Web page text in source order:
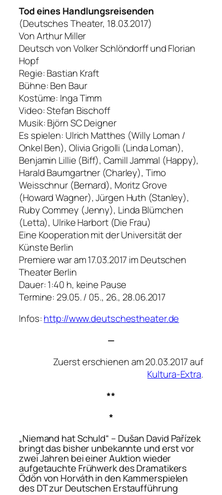
Tod eines Handlungsreisenden
(Deutsches Theater, 18.03.2017)
Von Arthur Miller
Deutsch von Volker Schlöndorff und Florian
Hopf
Regie: Bastian Kraft
Bühne: Ben Baur
Kostüme: Inga Timm
Video: Stefan Bischoff
Musik: Björn SC Deigner
Es spielen: Ulrich Matthes (Willy Loman /
Onkel Ben), Olivia Grigolli (Linda Loman),
Benjamin Lillie (Biff), Camill Jammal (Happy),
Harald Baumgartner (Charley), Timo
Weisschnur (Bernard), Moritz Grove
(Howard Wagner), Jürgen Huth (Stanley),
Ruby Commey (Jenny), Linda Blümchen
(Letta), Ulrike Harbort (Die Frau)
Eine Kooperation mit der Universität der
Künste Berlin
Premiere war am 17.03.2017 im Deutschen
Theater Berlin
Dauer: 1:40 h, keine Pause
Termine: 29.05. / 05., 26., 28.06.2017
Infos:http://www.deutschestheater.de
—
Zuerst erschienen am 20.03.2017 auf
Kultura-Extra.
**
*
„Niemand hat Schuld“ – Dušan David Pařízek
bringt das bisher unbekannte und erst vor
zwei Jahren bei einer Auktion wieder
aufgetauchte Frühwerk des Dramatikers
Ödön von Horváth in den Kammerspielen
des DT zur Deutschen Erstaufführung